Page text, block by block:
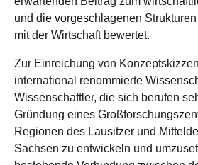
und die vorgeschlagenen
mit der Wirtschaft bewertet.
Zur Einreichung von
international renommierte
Wissenschaftler, die sich berufen
Gründung eines
Regionen des Lausitzer und
Sachsen zu entwickeln und